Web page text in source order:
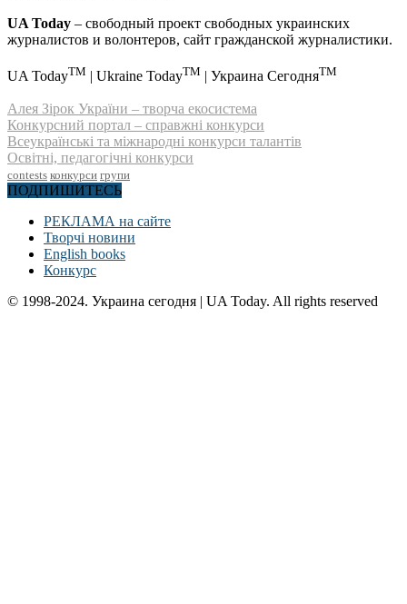
UA Today – свободный проект свободных украинских
журналистов и волонтеров, сайт гражданской журналистики.
UA TodayTM | Ukraine TodayTM | Украина СегодняTM
Алея Зірок України – творча екосистема
Конкурсний портал – справжні конкурси
Всеукраїнські та міжнародні конкурси талантів
Освітні, педагогічні конкурси
contests конкурси групи
ПОДПИШИТЕСЬ
РЕКЛАМА на сайте
Творчі новини
English books
Конкурс
© 1998-2024. Украина сегодня | UA Today. All rights reserved